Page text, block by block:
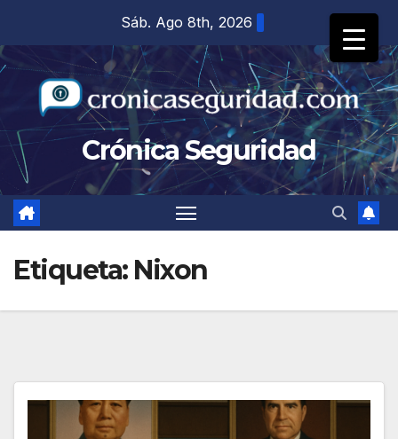
contenido
Sáb. Ago 8th, 2026
Crónica Seguridad
Etiqueta: Nixon